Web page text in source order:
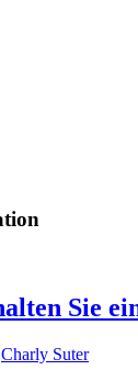
Sie
Charly Suter